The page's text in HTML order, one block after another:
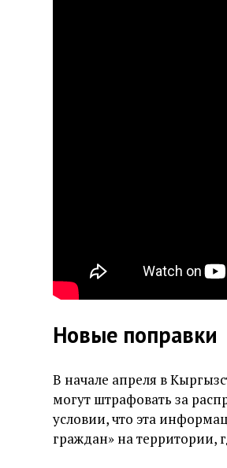
Новые поправки
В начале апреля в
могут штрафовать за
условии, что эта
граждан» на территории,